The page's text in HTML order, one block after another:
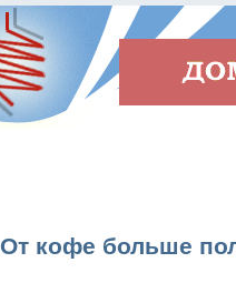
От кофе больше